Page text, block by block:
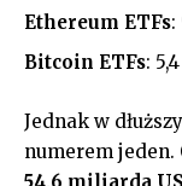
Ethereum ETFs:
Bitcoin ETFs:
Jednak w
numerem jeden.